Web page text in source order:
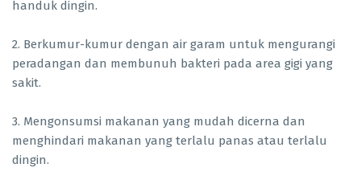
handuk dingin.
2. Berkumur-kumur dengan air garam untuk mengurangi
peradangan dan membunuh bakteri pada area gigi yang
sakit.
3. Mengonsumsi makanan yang mudah dicerna dan
menghindari makanan yang terlalu panas atau terlalu
dingin.